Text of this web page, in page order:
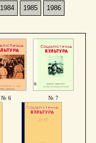
1984 1985 1986
№ 6 № 7